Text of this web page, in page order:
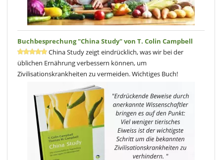
Buchbesprechung "China Study" von T. Colin Campbell
China Study zeigt eindrücklich, was wir bei der
üblichen Ernährung verbessern können, um
Zivilisationskrankheiten zu vermeiden. Wichtiges Buch!